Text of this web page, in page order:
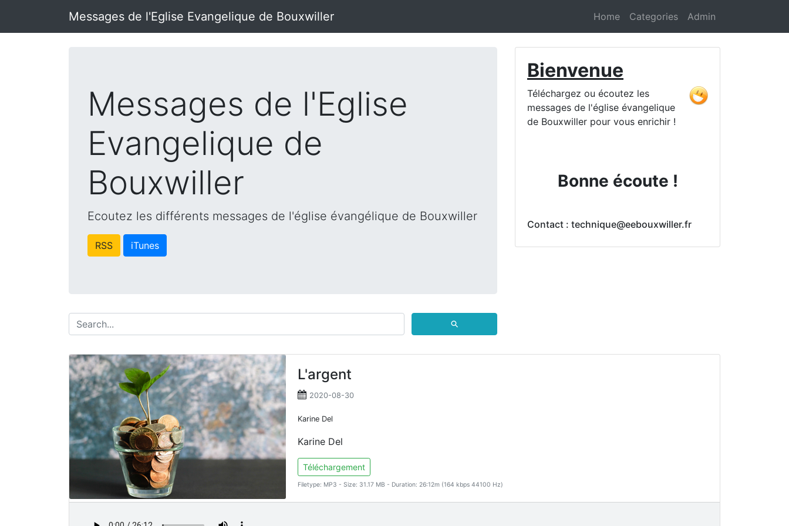
Messages de l'Eglise Evangelique de Bouxwiller Home Categories Admin
Messages de l'Eglise
Evangelique de
Bouxwiller
Ecoutez les différents messages de l'église évangélique de Bouxwiller
RSS iTunes
⚲
Bienvenue
Téléchargez ou écoutez les
messages de l'église évangelique
de Bouxwiller pour vous enrichir !
Bonne écoute !
Contact : technique@eebouxwiller.fr
L'argent
2020-08-30
Karine Del
Karine Del
Téléchargement
Filetype: MP3 - Size: 31.17 MB - Duration: 26:12m (164 kbps 44100 Hz)